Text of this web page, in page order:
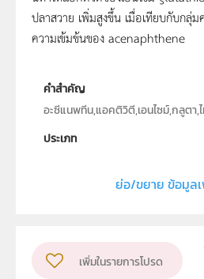
ปลาสวาย เพิ่มสูงขึ้น เมื่อเทียบกับกลุ่
ความเข้มข้นของ acenaphthene
คำสำคัญ
อะซีแนพทีน,แอคติวิตี,เอนไซม์,กลูตา,
ประเภท
คณะวิทยาศาสตร์ มหาวิทยาลัยเกษ
ระดับชั้น
ย่อ/ขยาย ข้อมูล
เพิ่มในรายการโปรด